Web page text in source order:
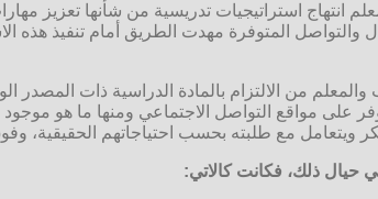
انتهاج استراتيجيات تدريسية من شأنها تعزيز
والتواصل المتوفرة مهدت الطريق أمام تنفيذ
والمعلم من الالتزام بالمادة الدراسية ذات
على مواقع التواصل الاجتماعي ومنها ما هو
ويتعامل مع طلبته بحسب احتياجاتهم الحقيقية،
حيال ذلك، فكانت كالاتي: